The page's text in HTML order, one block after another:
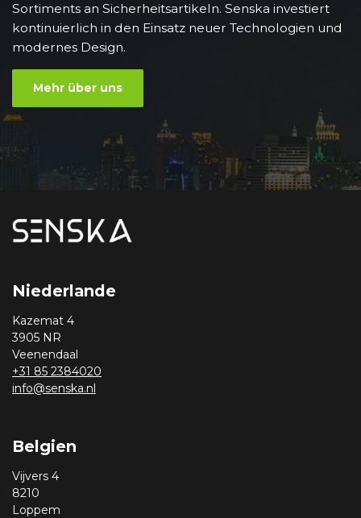
Sortiments an Sicherheitsartikeln. Senska investiert
kontinuierlich in den Einsatz neuer Technologien und
modernes Design.
Mehr über uns
Niederlande
Kazemat 4
3905 NR
Veenendaal
+31 85 2384020
info@senska.nl
Belgien
Vijvers 4
8210
Loppem